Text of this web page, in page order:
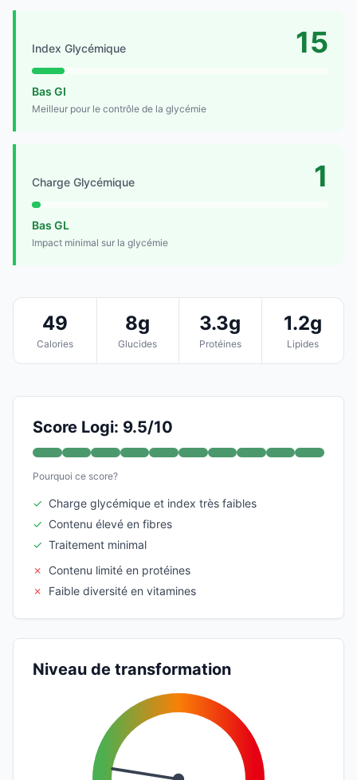
Index Glycémique 15
Bas GI
Meilleur pour le contrôle de la glycémie
Charge Glycémique 1
Bas GL
Impact minimal sur la glycémie
49
Calories
8g
Glucides
3.3g
Protéines
1.2g
Lipides
Score Logi: 9.5/10
Pourquoi ce score?
✓ Charge glycémique et index très faibles
✓ Contenu élevé en fibres
✓ Traitement minimal
✗
Contenu limité en protéines
✗
Faible diversité en vitamines
Niveau de transformation